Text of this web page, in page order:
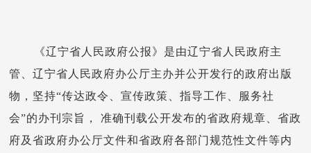
省情概况
《辽宁省人民政府公报》是由辽宁省人民政府主
管、辽宁省人民政府办公厅主办并公开发行的政府出版
物，坚持“传达政令、宣传政策、指导工作、服务社
会”的办刊宗旨， 准确刊载公开发布的省政府规章、省政
府及省政府办公厅文件和省政府各部门规范性文件等内